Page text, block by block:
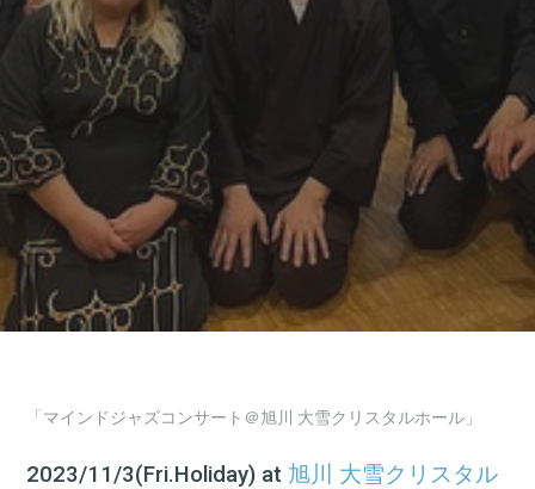
「マインドジャズコンサート＠旭川 大雪クリスタルホール」
2023/11/3(Fri.Holiday) at 旭川 大雪クリスタル